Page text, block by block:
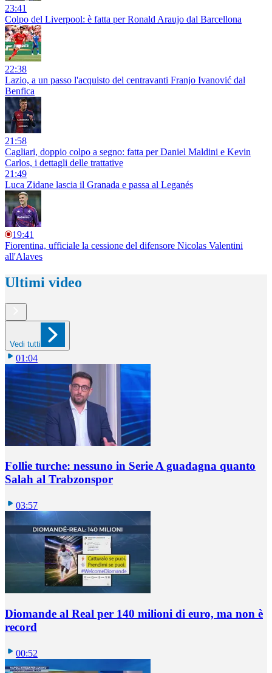
23:41
Colpo del Liverpool: è fatta per Ronald Araujo dal Barcellona
22:38
Lazio, a un passo l'acquisto del centravanti Franjo Ivanović dal
Benfica
21:58
Cagliari, doppio colpo a segno: fatta per Daniel Maldini e Kevin
Carlos, i dettagli delle trattative
21:49
Luca Zidane lascia il Granada e passa al Leganés
19:41
Fiorentina, ufficiale la cessione del difensore Nicolas Valentini
all'Alaves
Ultimi video
Vedi tutti
01:04
Follie turche: nessuno in Serie A guadagna quanto
Salah al Trabzonspor
03:57
Diomande al Real per 140 milioni di euro, ma non è
record
00:52